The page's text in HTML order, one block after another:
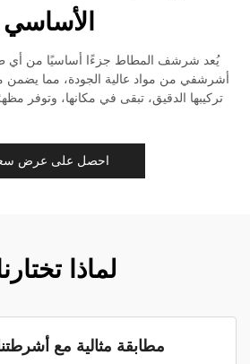
الأساسي
يُعد شرشف المطاط جزءًا أساسيًا من أي
أشرشفي من مواد عالية الجودة، مما يضمن
تركيبها الدقيق، تبقى في مكانها، وتوفر
احصل على عرض
لماذا
مطابقة مثالية مع